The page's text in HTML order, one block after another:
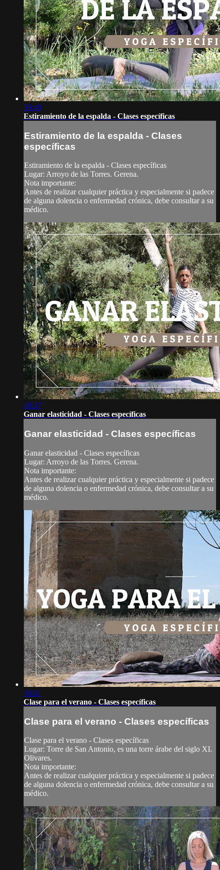
50:48
Estiramiento de la espalda - Clases específicas
Estiramiento de la espalda - Clases
específicas
Estiramiento de la espalda - Clases específicas
Lugar: Arroyo de las Torres. Gerena.
Nota importante:
Antes de realizar cualquier práctica y especialmente si padece
de alguna dolencia o enfermedad crónica, debe consultar a su
médico.
48:37
Ganar elasticidad - Clases específicas
Ganar elasticidad - Clases específicas
Ganar elasticidad - Clases específicas
Lugar: Arroyo de las Torres. Gerena.
Nota importante:
Antes de realizar cualquier práctica y especialmente si padece
de alguna dolencia o enfermedad crónica, debe consultar a su
médico.
36:11
Clase para el verano - Clases específicas
Clase para el verano - Clases específicas
Clase para el verano - Clases específicas
Lugar: Torre de San Antonio, es una torre árabe del siglo XI.
Olivares.
Nota importante:
Antes de realizar cualquier práctica y especialmente si padece
de alguna dolencia o enfermedad crónica, debe consultar a su
médico.